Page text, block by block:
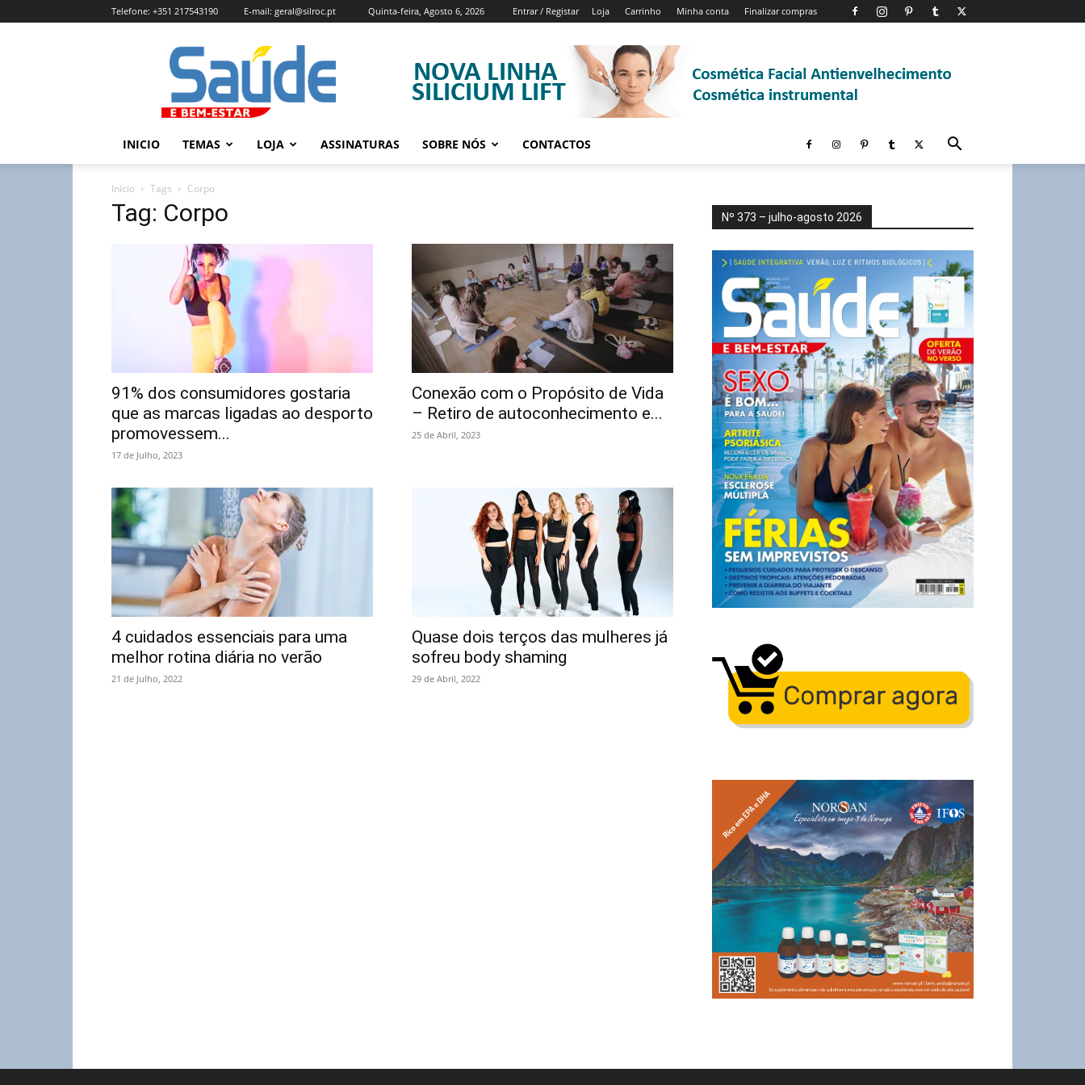
Quinta-feira, Agosto 6, 2026 Entrar / Registar Loja Carrinho Minha conta Finalizar compras
Telefone: +351 217543190 E-mail: geral@silroc.pt
Revista
Saúde
e
Bem
Estar
Edição
INICIO TEMAS LOJA ASSINATURAS SOBRE NÓS CONTACTOS
Início Tags Corpo
Tag: Corpo
91% dos consumidores gostaria
que as marcas ligadas ao desporto
promovessem...
17 de Julho, 2023
Conexão com o Propósito de Vida
– Retiro de autoconhecimento e...
25 de Abril, 2023
4 cuidados essenciais para uma
melhor rotina diária no verão
21 de Julho, 2022
Quase dois terços das mulheres já
sofreu body shaming
29 de Abril, 2022
Nº 373 – julho-agosto 2026